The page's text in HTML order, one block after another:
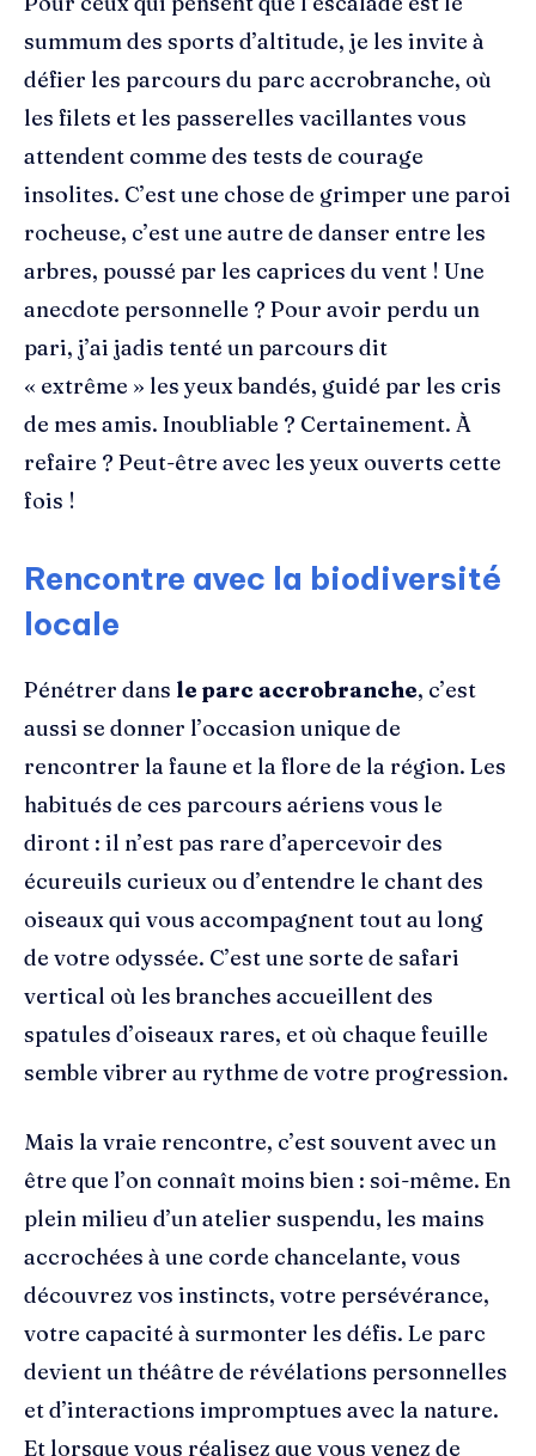
summum des sports d’altitude, je les invite à
défier les parcours du parc accrobranche, où
les filets et les passerelles vacillantes vous
attendent comme des tests de courage
insolites. C’est une chose de grimper une paroi
rocheuse, c’est une autre de danser entre les
arbres, poussé par les caprices du vent ! Une
anecdote personnelle ? Pour avoir perdu un
pari, j’ai jadis tenté un parcours dit
« extrême » les yeux bandés, guidé par les cris
de mes amis. Inoubliable ? Certainement. À
refaire ? Peut-être avec les yeux ouverts cette
fois !
Rencontre avec la biodiversité
locale
Pénétrer dans le parc accrobranche, c’est
aussi se donner l’occasion unique de
rencontrer la faune et la flore de la région. Les
habitués de ces parcours aériens vous le
diront : il n’est pas rare d’apercevoir des
écureuils curieux ou d’entendre le chant des
oiseaux qui vous accompagnent tout au long
de votre odyssée. C’est une sorte de safari
vertical où les branches accueillent des
spatules d’oiseaux rares, et où chaque feuille
semble vibrer au rythme de votre progression.
Mais la vraie rencontre, c’est souvent avec un
être que l’on connaît moins bien : soi-même. En
plein milieu d’un atelier suspendu, les mains
accrochées à une corde chancelante, vous
découvrez vos instincts, votre persévérance,
votre capacité à surmonter les défis. Le parc
devient un théâtre de révélations personnelles
et d’interactions impromptues avec la nature.
Et lorsque vous réalisez que vous venez de